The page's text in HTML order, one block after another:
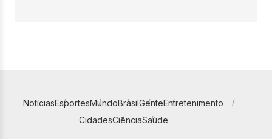
NotíciasEsportesMundoBrasilGenteEntretenimento
CidadesCiênciaSaúde